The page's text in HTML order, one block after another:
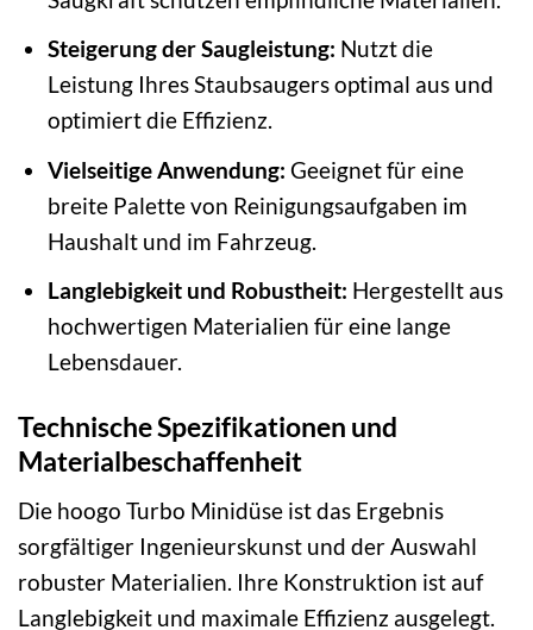
Steigerung der Saugleistung: Nutzt die
Leistung Ihres Staubsaugers optimal aus und
optimiert die Effizienz.
Vielseitige Anwendung: Geeignet für eine
breite Palette von Reinigungsaufgaben im
Haushalt und im Fahrzeug.
Langlebigkeit und Robustheit: Hergestellt aus
hochwertigen Materialien für eine lange
Lebensdauer.
Technische Spezifikationen und
Materialbeschaffenheit
Die hoogo Turbo Minidüse ist das Ergebnis
sorgfältiger Ingenieurskunst und der Auswahl
robuster Materialien. Ihre Konstruktion ist auf
Langlebigkeit und maximale Effizienz ausgelegt.